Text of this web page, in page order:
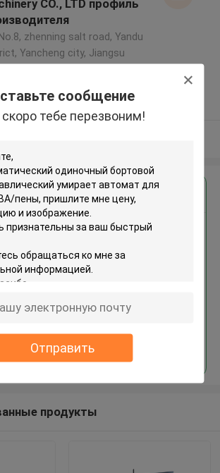
сообщение
тебе перезвоним!
Отправить
CO., LTD профиль
No.8, zhenning salt road, Yandu
Yancheng city, Jiangsu
поставщик
лучшую цену для
Автоматический одиночный
бортовой фидер
гидравлический умирает
автомат для резки для ЕВА/
Продолжать
продукты